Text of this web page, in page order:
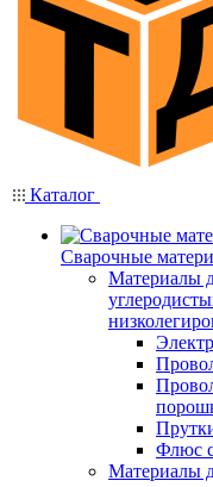
Каталог
Сварочные
Материалы
Флюс
Материалы